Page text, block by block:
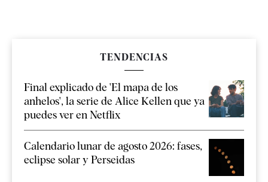
TENDENCIAS
Final explicado de 'El mapa de los
anhelos', la serie de Alice Kellen que ya
puedes ver en Netflix
Calendario lunar de agosto 2026: fases,
eclipse solar y Perseidas